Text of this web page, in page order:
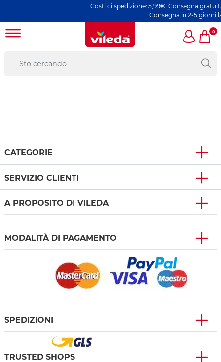
Costi di spedizione: 5,99€. Consegna
Consegna in 2-5 giorni
0
CATEGORIE
SERVIZIO CLIENTI
A PROPOSITO DI VILEDA
MODALITÀ DI PAGAMENTO
SPEDIZIONI
TRUSTED SHOPS